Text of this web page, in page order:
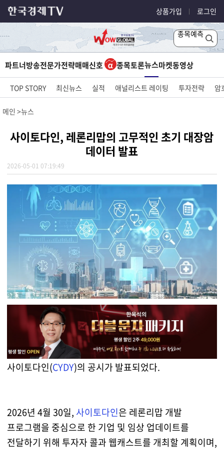
상품가입 로그인
종목예측
파트너방송전문가전략매매신호 종목토론뉴스마켓동영상
TOP STORY 최신뉴스 실적 애널리스트 레이팅 투자전략 암
메인 뉴스
사이토다인, 레론리맙의 고무적인 초기 대장암
데이터 발표
2026-05-01 07:19:49
사이토다인(CYDY)의 공시가 발표되었다.
2026년 4월 30일, 사이토다인은 레론리맙 개발
프로그램을 중심으로 한 기업 및 임상 업데이트를
전달하기 위해 투자자 콜과 웹캐스트를 개최할 계획이며,